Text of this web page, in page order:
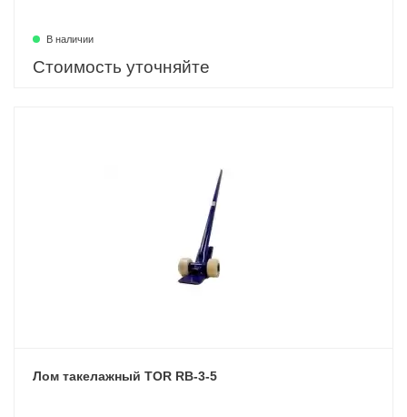
В наличии
Стоимость уточняйте
Лом такелажный TOR RB-3-5